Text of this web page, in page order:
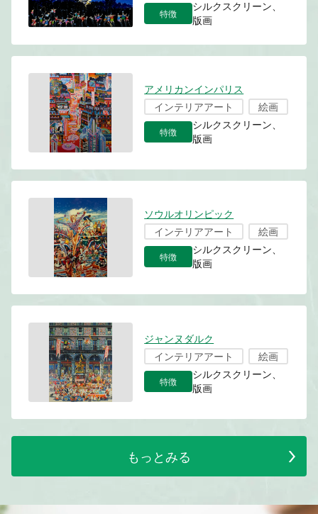
特徴
シルクスクリーン、
版画
アメリカンインパリス
インテリアアート
絵画
特徴
シルクスクリーン、
版画
ソウルオリンピック
インテリアアート
絵画
特徴
シルクスクリーン、
版画
ジャンヌダルク
インテリアアート
絵画
特徴
シルクスクリーン、
版画
もっとみる